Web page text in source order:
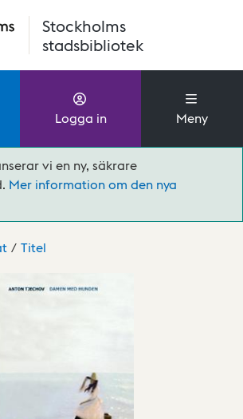
Stockholms
stadsbibliotek
Logga in Meny
vi en ny, säkrare
Mer information om den nya
Titel